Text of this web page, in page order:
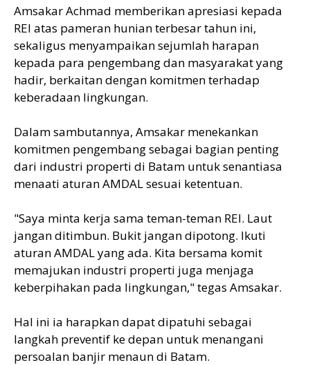
Amsakar Achmad memberikan apresiasi kepada
REI atas pameran hunian terbesar tahun ini,
sekaligus menyampaikan sejumlah harapan
kepada para pengembang dan masyarakat yang
hadir, berkaitan dengan komitmen terhadap
keberadaan lingkungan.
Dalam sambutannya, Amsakar menekankan
komitmen pengembang sebagai bagian penting
dari industri properti di Batam untuk senantiasa
menaati aturan AMDAL sesuai ketentuan.
"Saya minta kerja sama teman-teman REI. Laut
jangan ditimbun. Bukit jangan dipotong. Ikuti
aturan AMDAL yang ada. Kita bersama komit
memajukan industri properti juga menjaga
keberpihakan pada lingkungan," tegas Amsakar.
Hal ini ia harapkan dapat dipatuhi sebagai
langkah preventif ke depan untuk menangani
persoalan banjir menaun di Batam.